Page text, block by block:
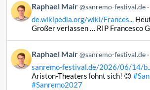
Bluesky
ansehen
Beitrag
von
Raphael
Bluesky
ansehen
Raphael Mair @sanremo-festival.de
de.wikipedia.org/wiki/Frances...
Großer verlassen … RIP Francesco
Beitrag
von
Raphael
Raphael Mair @sanremo-festival.de
sanremo-festival.de/2026/06/14/
Ariston-Theaters lohnt sich! 😊
#Sanremo2027